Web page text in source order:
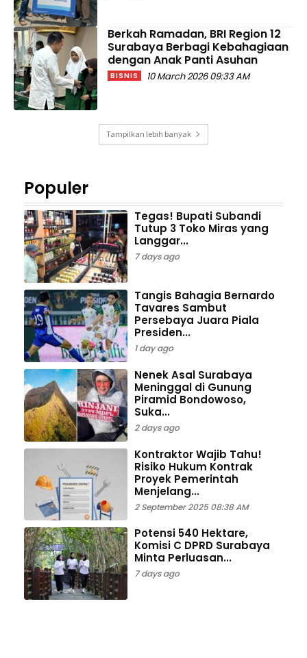
Berkah Ramadan, BRI Region 12
Surabaya Berbagi Kebahagiaan
dengan Anak Panti Asuhan
BISNIS 10 March 2026 09:33 AM
Tampilkan lebih banyak
Populer
Tegas! Bupati Subandi
Tutup 3 Toko Miras yang
Langgar...
7 days ago
Tangis Bahagia Bernardo
Tavares Sambut
Persebaya Juara Piala
Presiden...
1 day ago
Nenek Asal Surabaya
Meninggal di Gunung
Piramid Bondowoso,
Suka...
2 days ago
Kontraktor Wajib Tahu!
Risiko Hukum Kontrak
Proyek Pemerintah
Menjelang...
2 September 2025 08:38 AM
Potensi 540 Hektare,
Komisi C DPRD Surabaya
Minta Perluasan...
7 days ago